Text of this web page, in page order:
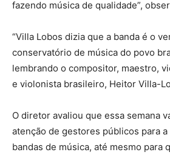
fazendo música de qualidade”,
“Villa Lobos dizia que a banda é o
conservatório de música do povo
lembrando o compositor, maestro,
e violonista brasileiro, Heitor Villa-
O diretor avaliou que essa semana
atenção de gestores públicos para
bandas de música, até mesmo para